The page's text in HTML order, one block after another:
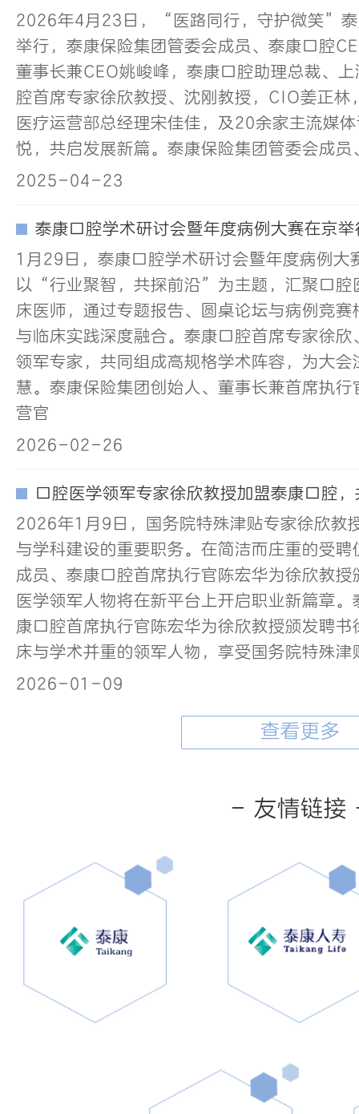
2026年4月23日，“医路同行，守护微笑”泰
举行，泰康保险集团管委会成员、泰康口腔
董事长兼CEO姚峻峰，泰康口腔助理总裁、
腔首席专家徐欣教授、沈刚教授，CIO姜正林
医疗运营部总经理宋佳佳，及20余家主流媒
悦，共启发展新篇。泰康保险集团管委会成员
2025-04-23
泰康口腔学术研讨会暨年度病例大赛在京举
1月29日，泰康口腔学术研讨会暨年度病例大
以“行业聚智，共探前沿”为主题，汇聚口腔
床医师，通过专题报告、圆桌论坛与病例竞
与临床实践深度融合。泰康口腔首席专家徐
领军专家，共同组成高规格学术阵容，为大
慧。泰康保险集团创始人、董事长兼首席执
营官
2026-02-26
口腔医学领军专家徐欣教授加盟泰康口腔
2026年1月9日，国务院特殊津贴专家徐欣教
与学科建设的重要职务。在简洁而庄重的受
成员、泰康口腔首席执行官陈宏华为徐欣教
医学领军人物将在新平台上开启职业新篇章
康口腔首席执行官陈宏华为徐欣教授颁发聘
床与学术并重的领军人物，享受国务院特殊
2026-01-09
查看更多
- 友情链